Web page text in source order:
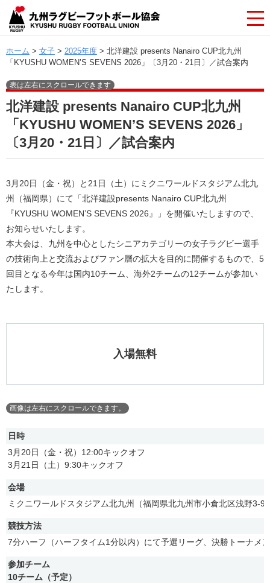
ホーム > 女子 > 2025年度 > 北洋建設 presents Nanairo CUP北九州
「KYUSHU WOMEN’S SEVENS 2026」〔3月20・21日〕／試合案内
北洋建設 presents Nanairo CUP北九州
「KYUSHU WOMEN’S SEVENS 2026」
〔3月20・21日〕／試合案内
3月20日（金・祝）と21日（土）にミクニワールドスタジアム北九
州（福岡県）にて「北洋建設presents Nanairo CUP北九州
『KYUSHU WOMEN’S SEVENS 2026』」を開催いたしますので、
お知らせいたします。
本大会は、九州を中心としたシニアカテゴリーの女子ラグビー選手
の技術向上と交流およびファン層の拡大を目的に開催するもので、5
回目となる今年は国内10チーム、海外2チームの12チームが参加い
たします。
入場無料
日時
3月20日（金・祝）12:00キックオフ
3月21日（土）9:30キックオフ
会場
ミクニワールドスタジアム北九州（福岡県北九州市小倉北区浅野3-
競技方法
7分ハーフ（ハーフタイム1分以内）にて予選リーグ、決勝トーナメ
参加チーム
10チーム（予定）